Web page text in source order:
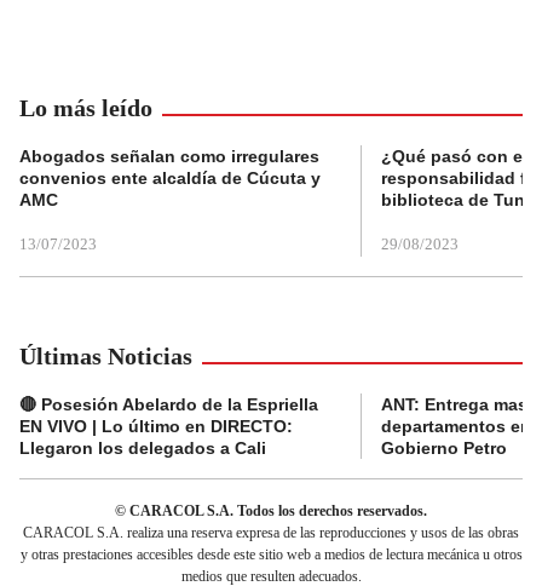
Lo más leído
Abogados señalan como irregulares
convenios ente alcaldía de Cúcuta y
AMC
13/07/2023
¿Qué pasó con el
responsabilidad
biblioteca de
29/08/2023
Últimas Noticias
🔴 Posesión Abelardo de la Espriella
EN VIVO | Lo último en DIRECTO:
Llegaron los delegados a Cali
ANT: Entrega
departamentos en
Gobierno Petro
© CARACOL S.A. Todos los derechos reservados.
CARACOL S.A. realiza una reserva expresa de las reproducciones y usos de las obras
y otras prestaciones accesibles desde este sitio web a medios de lectura mecánica u otros
medios que resulten adecuados.